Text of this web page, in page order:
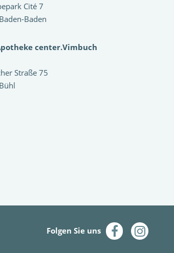
Cité 7
Baden
center.Vimbuch
Straße 75
Folgen Sie uns